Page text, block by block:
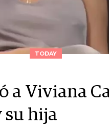
TODAY
a Viviana
su hija